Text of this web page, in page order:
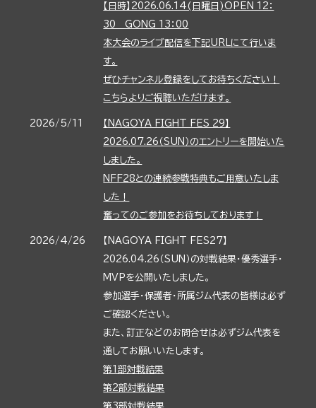
【日時】2026.06.14(日曜日)OPEN 12：
30 GONG 13：00
本大会のライブ配信を下記URLにて行いま
す。
ぜひチャンネル登録をしてお待ちください！
こちらよりご視聴いただけます。
2026/5/11
【NAGOYA FIGHT FES 29】
2026.07.26（SUN）のエントリーを開始いた
しました。
NFF28との連続参戦特典もご用意いたしま
した！
奮ってのご参加をお待ちしております！
2026/4/26
【NAGOYA FIGHT FES27】
2026.04.26（SUN）の対戦結果・優秀選手・
MVPを公開いたしました。
参加選手・保護者・所属ジム代表の皆様は必ず
ご確認ください。
また、訂正などのお問合せは必ずジム代表を
通してお願いいたします。
第1部対戦結果
第2部対戦結果
第3部対戦結果